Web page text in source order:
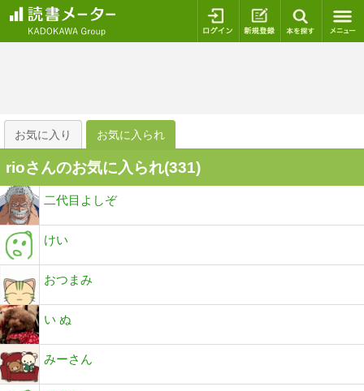
ログイン 新規登録
お気に入り お気に入られ
rioさんのお気に入られ(331)
二代目よしぞ
けい
おつまみ
い ぬ
みーさん